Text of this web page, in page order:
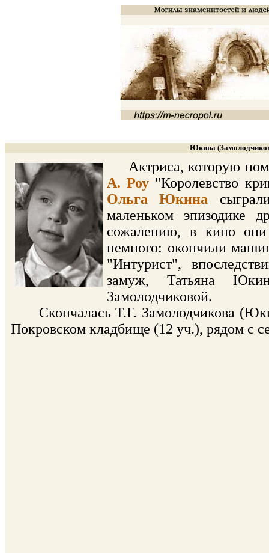
Юкина
Актриса, которую
А. Роу "Королевство
Ольга Юкина
маленьком
сожалению, в кино
немного: окончили
"Интурист",
замуж, Татьяна
Замолодчиковой.
Скончалась Т.Г. Замолодчикова
Покровском кладбище (12 уч.), рядом с